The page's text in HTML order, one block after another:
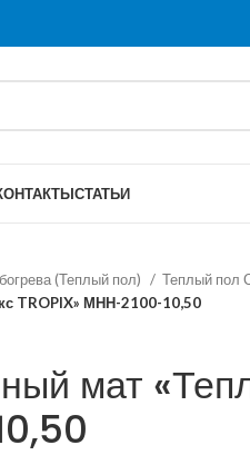
СТАТЬИ
(Теплый пол)
Теплый пол
TROPIX» МНН-2100-10,50
мат